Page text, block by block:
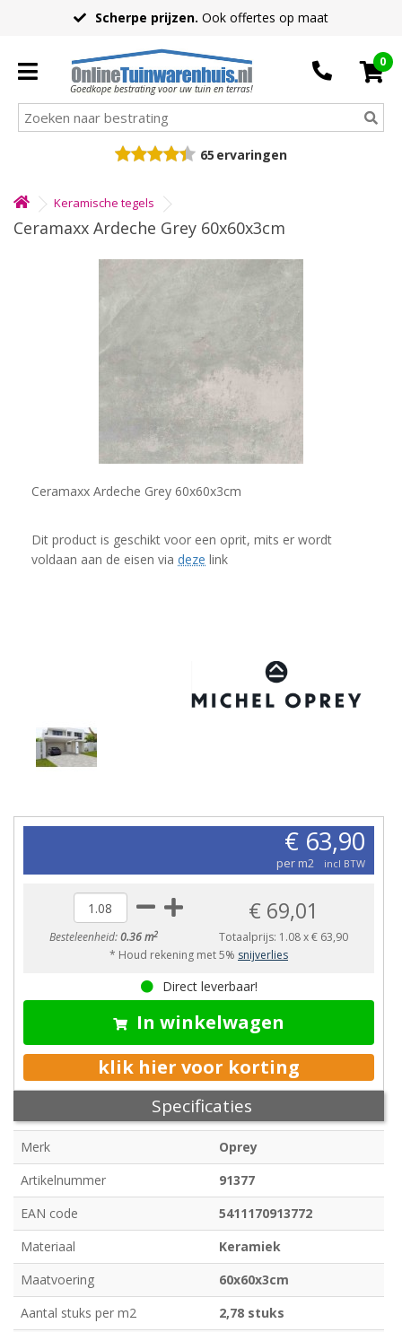
Scherpe prijzen. Ook offertes op maat
Goedkope bestrating voor uw tuin en terras!
0
65 ervaringen
Keramische tegels
Ceramaxx Ardeche Grey 60x60x3cm
Ceramaxx Ardeche Grey 60x60x3cm
Dit product is geschikt voor een oprit, mits er wordt
voldaan aan de eisen via deze link
€ 63,90
per m2 incl BTW
Besteleenheid:0.36 m2
€ 69,01
Totaalprijs: 1.08x€ 63,90
* Houd rekening met 5% snijverlies
Direct leverbaar!
In winkelwagen
klik hier voor korting
Specificaties
Merk
Oprey
Artikelnummer
91377
EAN code
5411170913772
Materiaal
Keramiek
Maatvoering
60x60x3cm
Aantal stuks per m2
2,78 stuks